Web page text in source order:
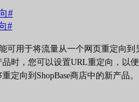
#
#
可用于将流量从一个网页重定向到
时，您可以设置URL重定向，以便
定向到ShopBase商店中的新产品。